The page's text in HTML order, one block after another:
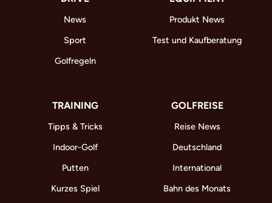
News
Sport
Golfregeln
Produkt News
Test und Kaufberatung
TRAINING
Tipps & Tricks
Indoor-Golf
Putten
Kurzes Spiel
GOLFREISE
Reise News
Deutschland
International
Bahn des Monats